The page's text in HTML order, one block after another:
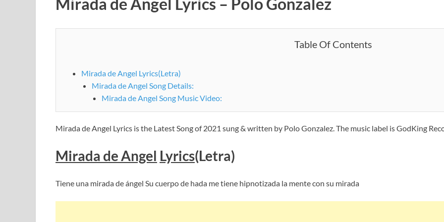
Table Of Contents
Mirada de Angel Lyrics(Letra)
Mirada de Angel Song Details:
Mirada de Angel Song Music Video:
Mirada de Angel Lyrics is the Latest Song of 2021 sung & written by Polo Gonzalez. The music label is GodKing
Mirada de Angel Lyrics(Letra)
Tiene una mirada de ángel Su cuerpo de hada me tiene hipnotizada la mente con su mirada